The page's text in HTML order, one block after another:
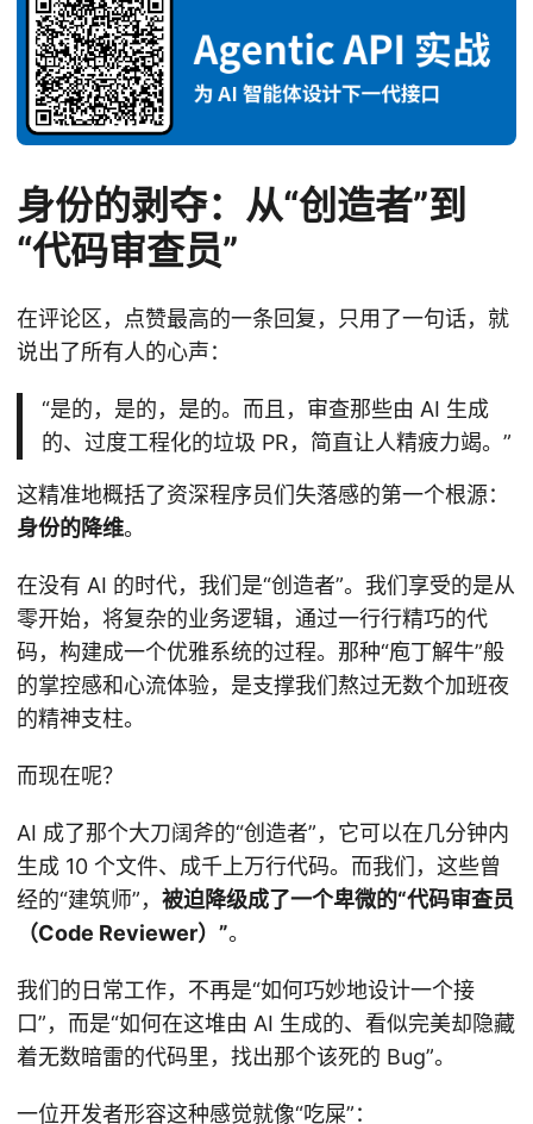
身份的剥夺：从“创造者”到
“代码审查员”
在评论区，点赞最高的一条回复，只用了一句话，就
说出了所有人的心声：
“是的，是的，是的。而且，审查那些由 AI 生成
的、过度工程化的垃圾 PR，简直让人精疲力竭。”
这精准地概括了资深程序员们失落感的第一个根源：
身份的降维。
在没有 AI 的时代，我们是“创造者”。我们享受的是从
零开始，将复杂的业务逻辑，通过一行行精巧的代
码，构建成一个优雅系统的过程。那种“庖丁解牛”般
的掌控感和心流体验，是支撑我们熬过无数个加班夜
的精神支柱。
而现在呢？
AI 成了那个大刀阔斧的“创造者”，它可以在几分钟内
生成 10 个文件、成千上万行代码。而我们，这些曾
经的“建筑师”， 被迫降级成了一个卑微的“代码审查员
（Code Reviewer）”。
我们的日常工作，不再是“如何巧妙地设计一个接
口”，而是“如何在这堆由 AI 生成的、看似完美却隐藏
着无数暗雷的代码里，找出那个该死的 Bug”。
一位开发者形容这种感觉就像“吃屎”：